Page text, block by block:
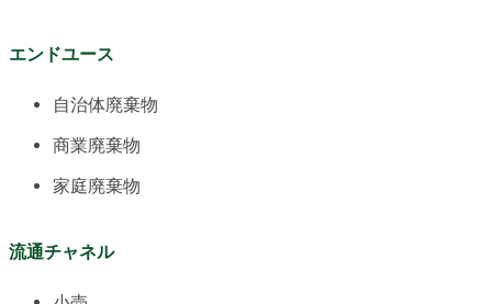
エンドユース
自治体廃棄物
商業廃棄物
家庭廃棄物
流通チャネル